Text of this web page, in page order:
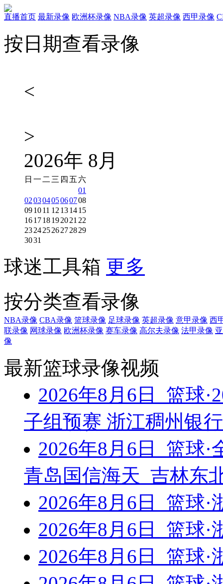
直播首页 最新录像 欧洲杯录像 NBA录像 英超录像 西甲录像
按日期查看录像
<
>
2026年 8 月
日 一 二 三 四 五 六
01
02030405060708
091011 12 131415
161718192021 22
23242526272829
3031
球迷工具箱 更多
按分类查看录像
NBA录像 CBA录像 篮球录像 足球录像 英超录像 意甲录像 西
联录像 网球录像 欧洲杯录像 赛车录像 高尔夫录像 法甲录像
像
最新篮球录像视频
2026年8月6日 篮球
子组预赛 浙江稠州银
2026年8月6日 篮球·
青岛国信海天 吉林
2026年8月6日 篮球
2026年8月6日 篮球
2026年8月6日 篮球